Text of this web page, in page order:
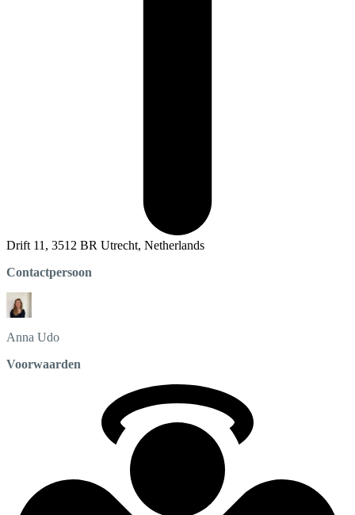
Drift 11, 3512 BR Utrecht, Netherlands
Contactpersoon
Anna Udo
Voorwaarden